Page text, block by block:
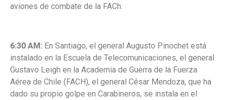
aviones de combate de la FACh.
6:30 AM: En Santiago, el general Augusto Pinochet está
instalado en la Escuela de Telecomunicaciones, el general
Gustavo Leigh en la Academia de Guerra de la Fuerza
Aérea de Chile (FACH), el general César Mendoza, que ha
dado su propio golpe en Carabineros, se instala en el